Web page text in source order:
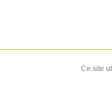
Ce site